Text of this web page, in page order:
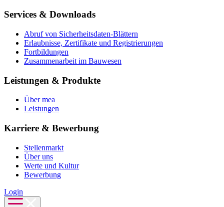
Services & Downloads
Abruf von Sicherheitsdaten-Blättern
Erlaubnisse, Zertifikate und Registrierungen
Fortbildungen
Zusammenarbeit im Bauwesen
Leistungen & Produkte
Über mea
Leistungen
Karriere & Bewerbung
Stellenmarkt
Über uns
Werte und Kultur
Bewerbung
Login